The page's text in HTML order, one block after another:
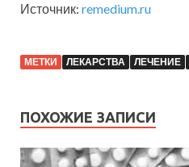
Источник: remedium.ru
МЕТКИ ЛЕКАРСТВА ЛЕЧЕНИЕ
ПОХОЖИЕ ЗАПИСИ